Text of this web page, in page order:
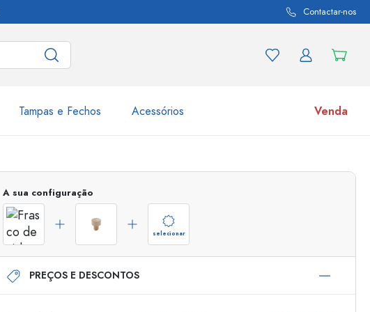
Contactar-nos
Tampas e Fechos Acessórios Venda
Airless
com roll-on
Frascos
Descubra agora
Compre agora
A sua configuração
selecionar
PREÇOS E DESCONTOS